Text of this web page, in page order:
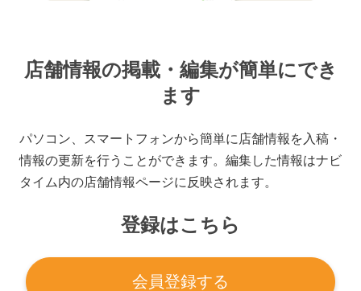
店舗情報の掲載・編集が簡単にでき
ます
パソコン、スマートフォンから簡単に店舗情報を入稿・
情報の更新を行うことができます。編集した情報はナビ
タイム内の店舗情報ページに反映されます。
登録はこちら
会員登録する